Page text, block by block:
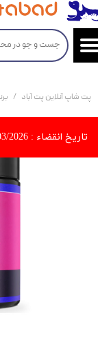
پت شاپ آنلاین پت آباد